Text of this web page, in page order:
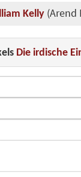
Kelly (Arend
Die irdische